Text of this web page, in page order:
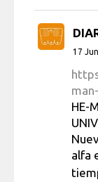
17 Jun
HE-
alfa